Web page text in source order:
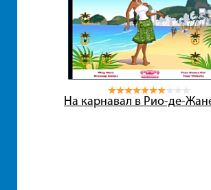
На карнавал в Рио-де-